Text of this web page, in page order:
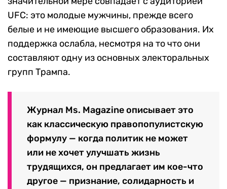
UFC: это молодые мужчины, прежде всего
белые и не имеющие высшего образования. Их
поддержка ослабла, несмотря на то что они
составляют одну из основных электоральных
групп Трампа.
Журнал Ms. Magazine описывает это
как классическую правопопулистскую
формулу — когда политик не может
или не хочет улучшать жизнь
трудящихся, он предлагает им кое-что
другое — признание, солидарность и